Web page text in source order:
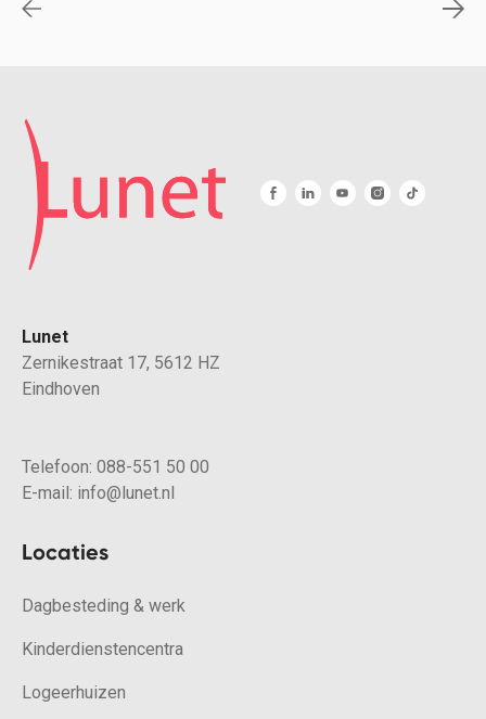
Lunet
Zernikestraat 17, 5612 HZ
Eindhoven
Telefoon: 088-551 50 00
E-mail: info@lunet.nl
Locaties
Dagbesteding & werk
Kinderdienstencentra
Logeerhuizen